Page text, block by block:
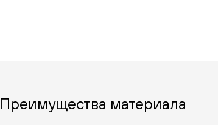
Преимущества материала